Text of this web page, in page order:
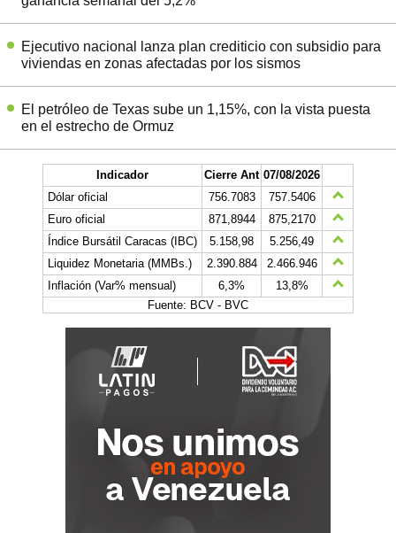
Ejecutivo nacional lanza plan crediticio con subsidio para
viviendas en zonas afectadas por los sismos
El petróleo de Texas sube un 1,15%, con la vista puesta
en el estrecho de Ormuz
Indicador Cierre Ant 07/08/2026
Dólar oficial
756.7083
757.5406
Euro oficial
871,8944
875,2170
Índice Bursátil Caracas (IBC)
5.158,98
5.256,49
Liquidez Monetaria (MMBs.)
2.390.884
2.466.946
Inflación (Var% mensual)
6,3%
13,8%
Fuente: BCV - BVC